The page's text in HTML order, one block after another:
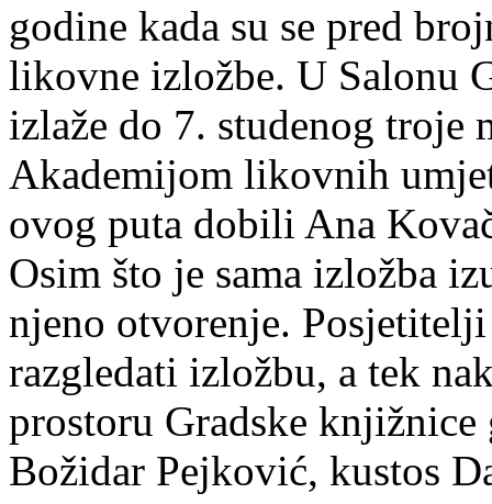
godine kada su se pred
likovne izložbe. U Salonu
izlaže do 7. studenog troje
Akademijom likovnih
ovog puta dobili Ana
Osim što je sama izložba
njeno otvorenje.
razgledati izložbu, a tek
prostoru Gradske
Božidar Pejković, kustos